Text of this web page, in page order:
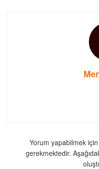
Yorum yapabilmek için
gerekmektedir.